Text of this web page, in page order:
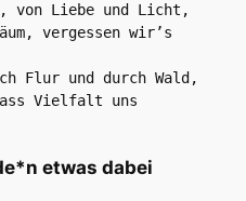
von Liebe und Licht,
vergessen wir’s
Flur und durch Wald,
Vielfalt uns
etwas dabei